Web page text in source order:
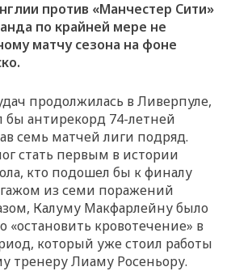
против «Манчестер Сити»
по крайней мере не
матчу сезона на фоне
продолжилась в Ливерпуле,
бы антирекорд 74-летней
семь матчей лиги подряд.
стать первым в истории
кто подошел бы к финалу
из семи поражений
Калуму Макфарлейну было
«остановить кровотечение» в
который уже стоил работы
тренеру Лиаму Росеньору.